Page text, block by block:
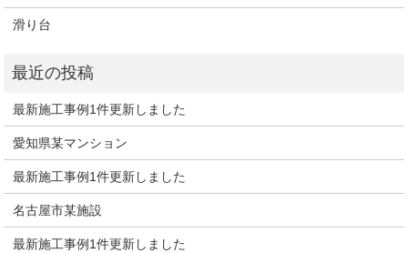
滑り台
最新施工事例1件更新しました
愛知県某マンション
最新施工事例1件更新しました
名古屋市某施設
最新施工事例1件更新しました